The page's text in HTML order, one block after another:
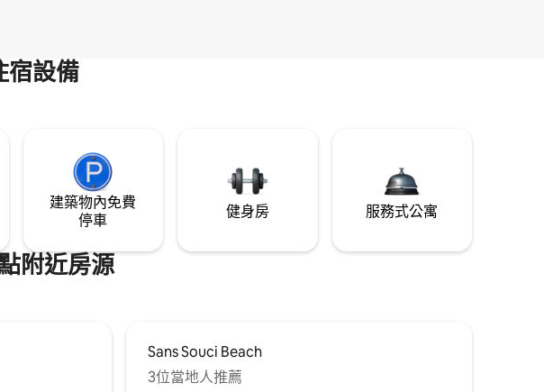
宿設備
建築物內免費
停車
健身房 服務式公寓
附近房源
Sans Souci Beach
3位當地人推薦